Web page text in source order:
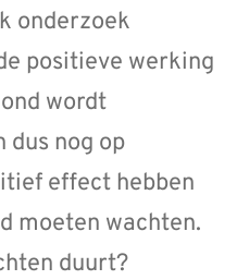
onderzoek
positieve werking
wordt
dus nog op
effect hebben
moeten wachten.
duurt?